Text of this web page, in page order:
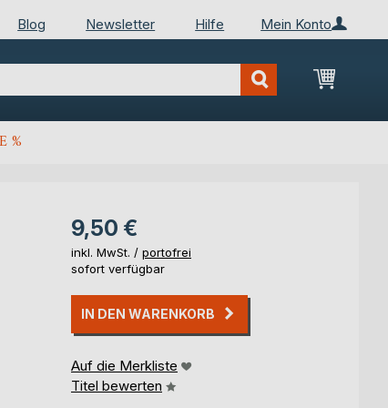
Mein Konto
Blog Newsletter Hilfe
Mein
%
9,50 €
inkl. MwSt. / portofrei
sofort verfügbar
IN DEN WARENKORB
Auf die Merkliste
Titel bewerten